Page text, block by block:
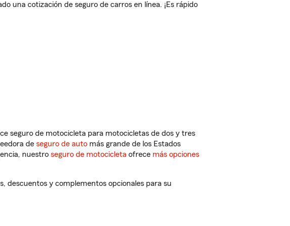
una cotización de seguro de carros en línea. ¡Es rápido
seguro de motocicleta para motocicletas de dos y tres
de seguro de auto más grande de los Estados
nuestro seguro de motocicleta ofrece más opciones
descuentos y complementos opcionales para su